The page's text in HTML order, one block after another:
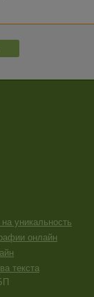
уникальность
онлайн
текста